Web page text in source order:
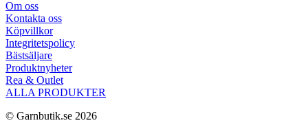
Om oss
Kontakta oss
Köpvillkor
Integritetspolicy
Bästsäljare
Produktnyheter
Rea & Outlet
ALLA PRODUKTER
© Garnbutik.se 2026